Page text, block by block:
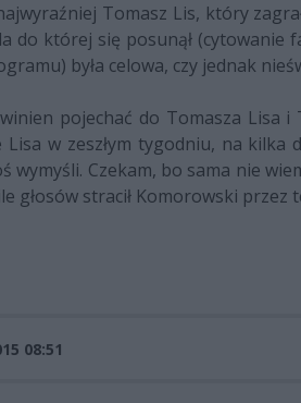
Tomasz Lis, który
do której się posunął (cytowanie
była celowa, czy jednak
pojechać do Tomasza Lisa
w zeszłym tygodniu, na kilka
wymyśli. Czekam, bo sama nie
głosów stracił Komorowski przez
08:51